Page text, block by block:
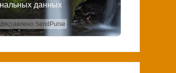
данных
SendPulse